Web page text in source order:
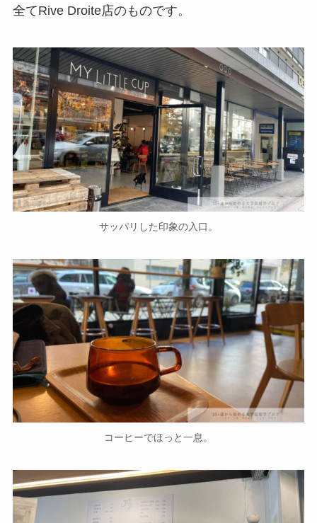
全てRive Droite店のものです。
サッパリした印象の入口。
コーヒーでほっと一息。